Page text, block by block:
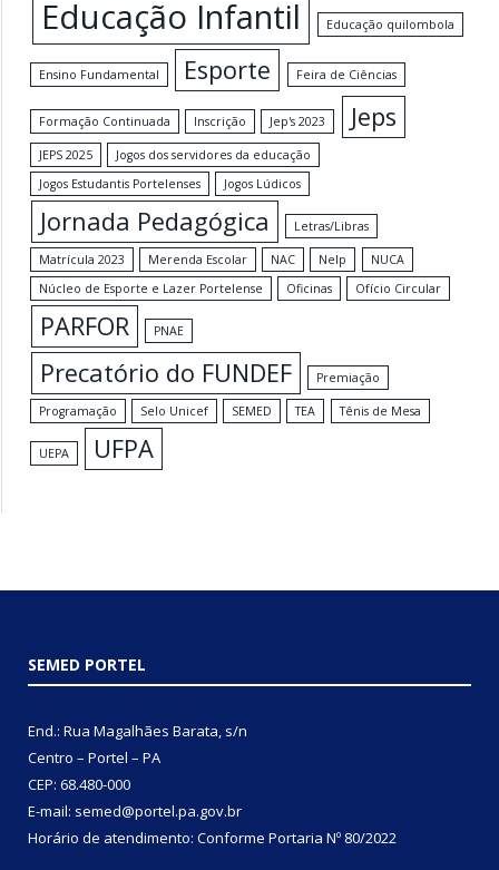
Educação Infantil Educação quilombola
Ensino Fundamental Esporte Feira de Ciências
Formação Continuada Inscrição Jep's 2023 Jeps
JEPS 2025
Jogos dos servidores da educação
Jogos Estudantis Portelenses
Jogos Lúdicos
Jornada Pedagógica Letras/Libras
Matrícula 2023 Merenda Escolar NAC Nelp
NUCA
Núcleo de Esporte e Lazer Portelense
Oficinas Ofício Circular
PARFOR PNAE
Precatório do FUNDEF Premiação
Programação Selo Unicef SEMED TEA Tênis de Mesa
UEPA UFPA
SEMED PORTEL
End.: Rua Magalhães Barata, s/n
Centro – Portel – PA
CEP: 68.480-000
E-mail: semed@portel.pa.gov.br
Horário de atendimento: Conforme Portaria Nº 80/2022